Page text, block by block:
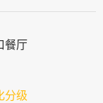
餐厅
分级